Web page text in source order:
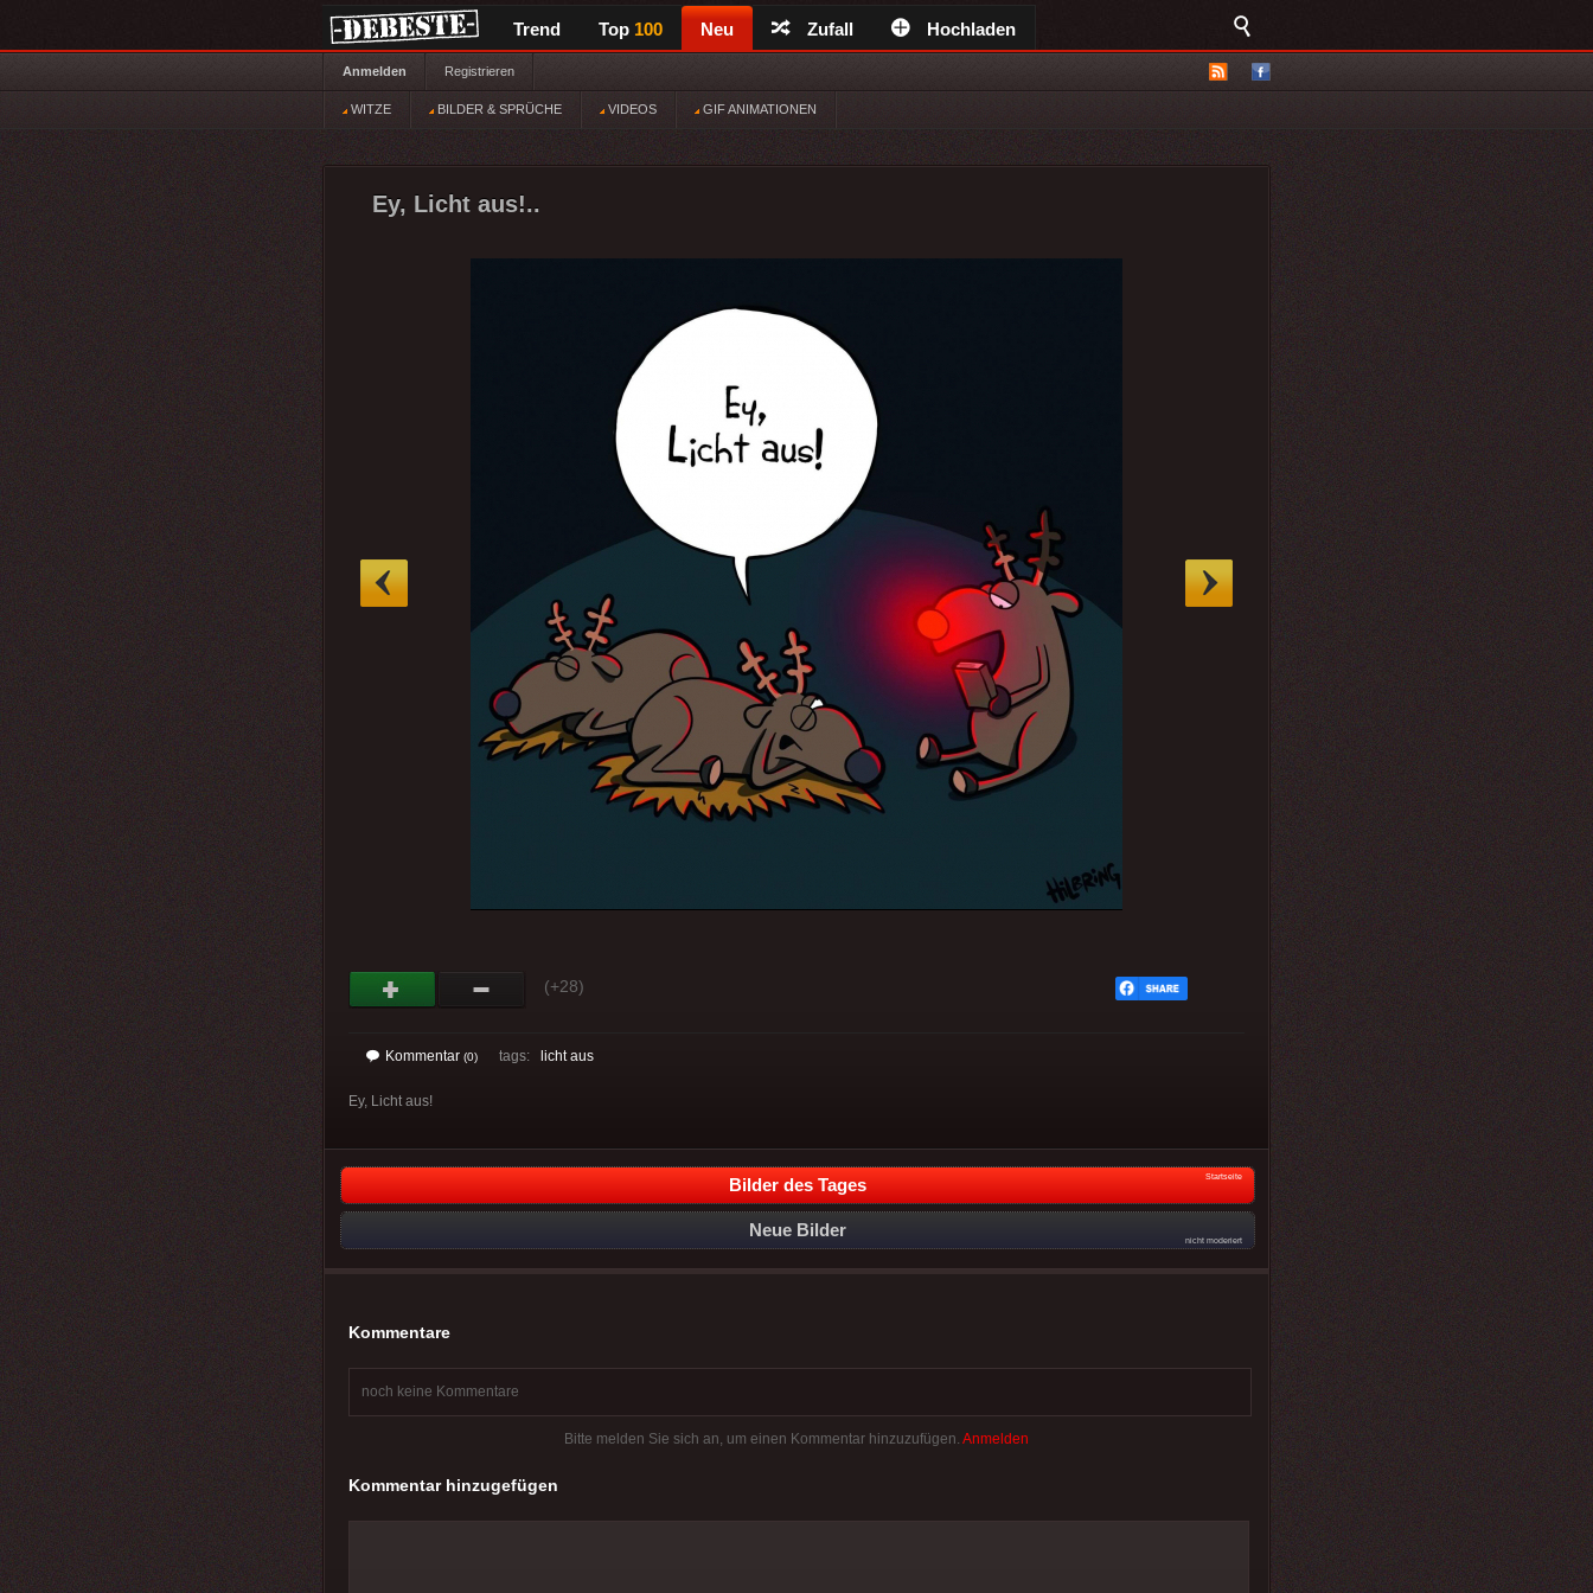
Trend Top 100 Neu Zufall Hochladen
Anmelden Registrieren
WITZE BILDER & SPRÜCHE VIDEOS GIF ANIMATIONEN
Ey, Licht aus!..
(+28)
Kommentar (0) tags: licht aus
Ey, Licht aus!
Bilder des Tages Startseite
Neue Bilder
nicht moderiert
Kommentare
noch keine Kommentare
Bitte melden Sie sich an, um einen Kommentar hinzuzufügen. Anmelden
Kommentar hinzugefügen